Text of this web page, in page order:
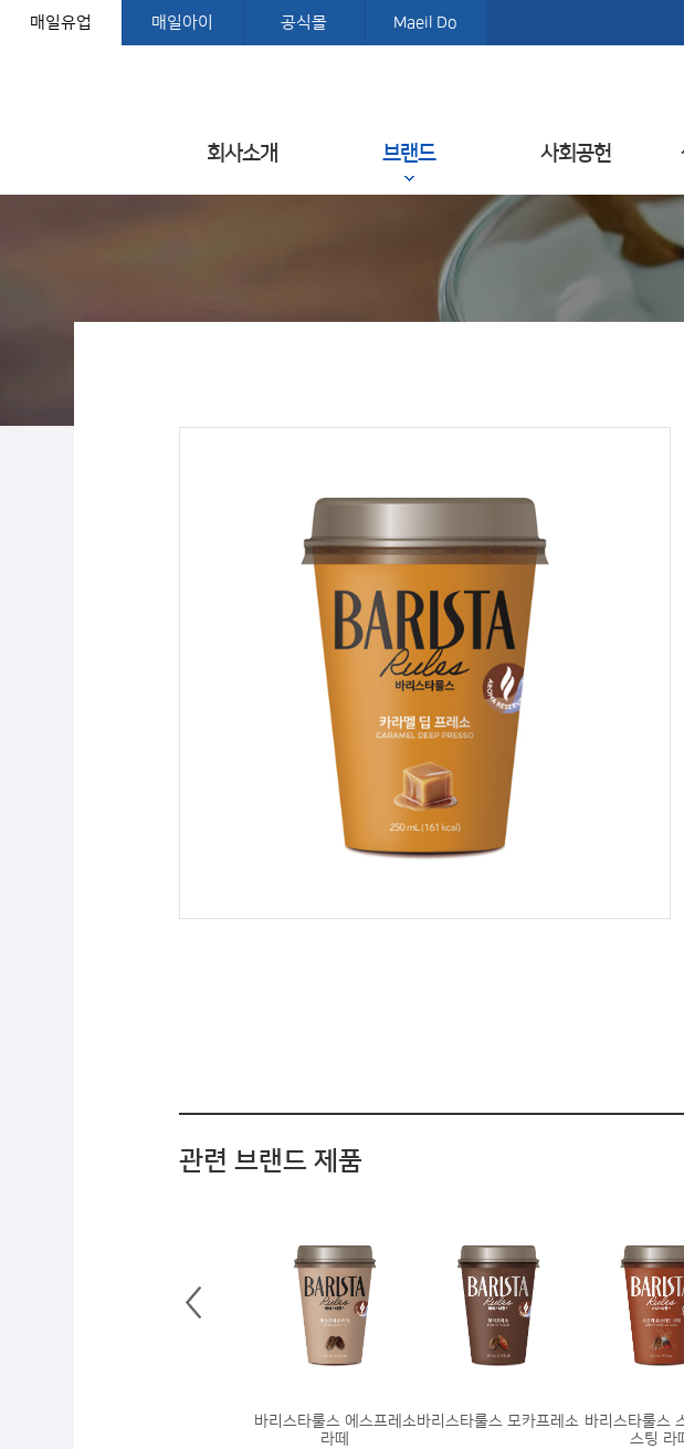
매일유업 매일아이 공식몰 Maeil Do
회사소개 브랜드 사회공헌
관련 브랜드 제품
바리스타룰스 에스프레소
라떼
바리스타룰스 모카프레소 바리스타룰스
스팅 라